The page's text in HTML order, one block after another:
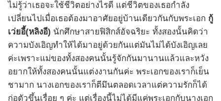
ไม่รู้ว่าเธอจะใช้ชีวิตอย่างไรดี แต่ชีวิตของเธอกำลัง
เปลี่ยนไปเมื่อเธอต้องมาอาศัยอยู่บ้านเดียวกันกับพระเอก กู้
เว่ยอี้(หลิงอี) นักศึกษาสายฟิสิกส์อัจฉริยะ ทั้งสองนั้นคิดว่า
ความบังเอิญทำให้ได้มาอยู่ด้วยกันแต่มันไม่ได้บังเอิญเลย
ค่ะเพราะแม่ของทั้งสองคนนั้นรู้จักกันมานานแล้วและหวัง
อยากให้ทั้งสองคนนั้นแต่งงานกันค่ะ พระเอกของเราก็เย็น
ชามาก นางเอกของเราก็ตีมึนตลอดเวลาแต่ความรักก็ได้
ก่อตัวขึ้นเรื่อย ๆ ค่ะ แต่เรื่องนี้ไม่ได้มีแค่พระเอกกับนางเอก